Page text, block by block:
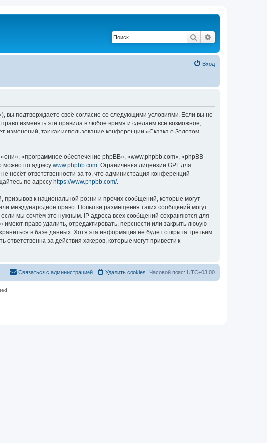
Поиск
Вход
подтверждаете своё согласие со следующими условиями. Если вы не
изменять эти правила в любое время и сделаем всё возможное,
изменений, так как использование конференции «Сказка о Золотом
«программное обеспечение phpBB», «www.phpbb.com», «phpBB
можно по адресу www.phpbb.com . Ограничения лицензии GPL для
несёт ответственности за то, что администрация конференций
по адресу https://www.phpbb.com/.
к национальной розни и прочих сообщений, которые могут
международное право. Попытки размещения таких сообщений могут
мы сочтём это нужным. IP-адреса всех сообщений сохраняются для
право удалить, отредактировать, перенести или закрыть любую
в базе данных. Хотя эта информация не будет открыта третьим
за действия хакеров, которые могут привести к
Часовой пояс: UTC+03:00
Удалить cookies
Связаться с администрацией